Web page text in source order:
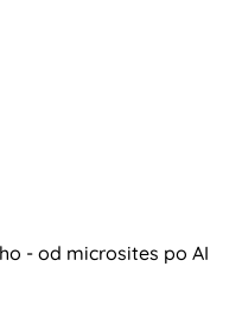
- od microsites po AI